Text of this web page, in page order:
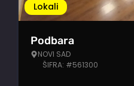
Lokali
Podbara
NOVI SAD
ŠIFRA: #561300